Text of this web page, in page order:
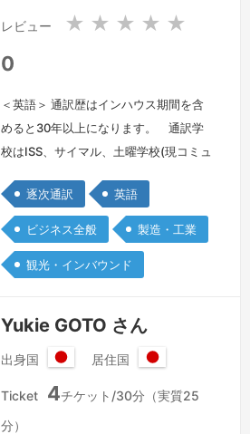
レビュー ★ ★ ★ ★ ★
0
＜英語＞ 通訳歴はインハウス期間を含
めると30年以上になります。 通訳学
校はISS、サイマル、土曜学校(現コミュ
ス時代は日系広告代理店と外資飲料メー
カーに勤務しました。結婚を機に第一線
から一時期退きましたがテーマパーク建
設現場通訳で復帰して現在に至っており
逐次通訳 英語
ビジネス全般 製造・工業
観光・インバウンド
Yukie GOTO さん
出身国
本
居住国
本
Ticket 4チケット/30分（実質25
分）